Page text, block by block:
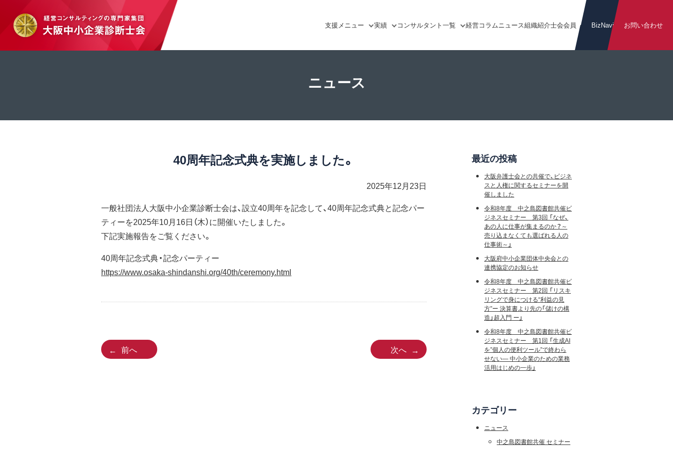
支援メニュー 実績 コンサルタント一覧 経営コラムニュース組織紹介士会会員 BizNavi お問い合わせ
ニュース
40周年記念式典を実施しました。
2025年12月23日
一般社団法人大阪中小企業診断士会は、設立40周年を記念して、40周年記念式典と記念パー
ティーを2025年10月16日（木）に開催いたしました。
下記実施報告をご覧ください。
40周年記念式典・記念パーティー
https://www.osaka-shindanshi.org/40th/ceremony.html
前へ 次へ
最近の投稿
大阪弁護士会との共催で、ビジネ
スと人権に関するセミナーを開
催しました
令和8年度 中之島図書館共催ビ
ジネスセミナー 第3回 「なぜ、
あの人に仕事が集まるのか？～
売り込まなくても選ばれる人の
仕事術～」
大阪府中小企業団体中央会との
連携協定のお知らせ
令和8年度 中之島図書館共催ビ
ジネスセミナー 第2回 「リスキ
リングで身につける“利益の見
方”ー 決算書より先の「儲けの構
造」超入門 ー」
令和8年度 中之島図書館共催ビ
ジネスセミナー 第1回 「生成AI
を”個人の便利ツール”で終わら
せない― 中小企業のための業務
活用はじめの一歩」
カテゴリー
ニュース
中之島図書館共催 セミナー